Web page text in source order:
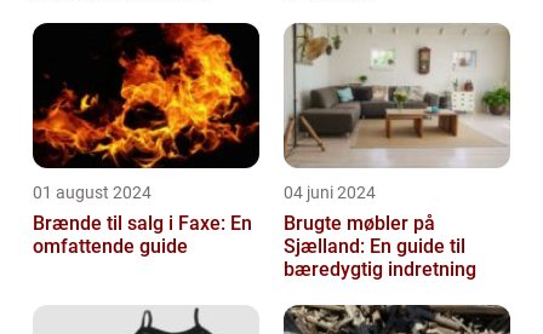
01 august 2024
Brænde til salg i Faxe: En
omfattende guide
04 juni 2024
Brugte møbler på
Sjælland: En guide til
bæredygtig indretning